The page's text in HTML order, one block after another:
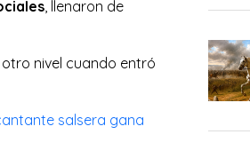
, llenaron de
nivel cuando entró
salsera gana